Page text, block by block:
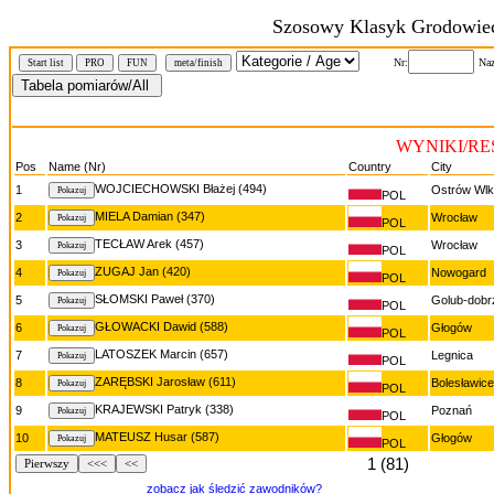
Szosowy Klasyk
Start list PRO FUN meta/finish Nr:
WYNIKI/
Pos Name (Nr) Country
City
1
WOJCIECHOWSKI Błażej (494) POL Ostrów
2 MIELA Damian (347) POL Wrocław
3 TECŁAW Arek (457) POL Wrocław
4 ZUGAJ Jan (420) POL Nowogard
5 SŁOMSKI Paweł (370) POL Golub-
6 GŁOWACKI Dawid (588) POL Głogów
7 LATOSZEK Marcin (657) POL Legnica
8 ZARĘBSKI Jarosław (611) POL Bolesławice
9 KRAJEWSKI Patryk (338) POL Poznań
10 MATEUSZ Husar (587) POL Głogów
Pierwszy <<< << 1 (81)
zobacz jak śledzić zawodników?